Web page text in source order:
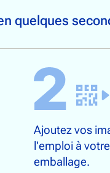
quelques
Ajoutez vos
l'emploi à
emballage.